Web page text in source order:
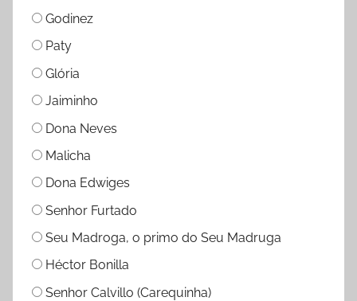
Godinez
Paty
Glória
Jaiminho
Dona Neves
Malicha
Dona Edwiges
Senhor Furtado
Seu Madroga, o primo do Seu Madruga
Héctor Bonilla
Senhor Calvillo (Carequinha)